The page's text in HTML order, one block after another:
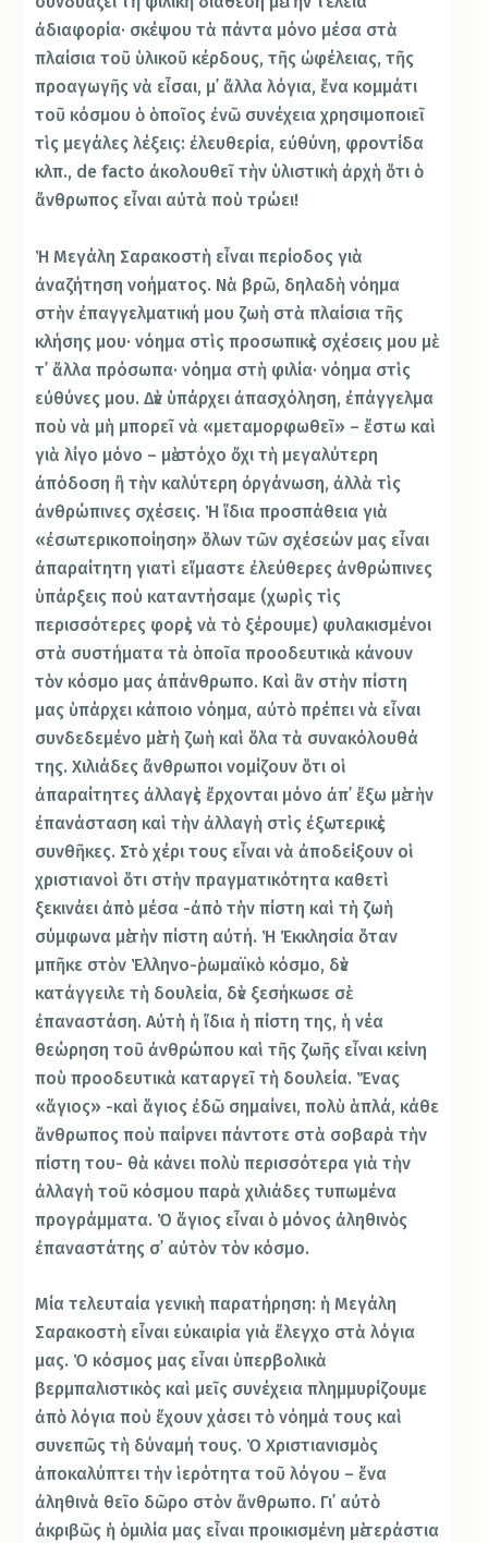
ἀδιαφορία· σκέψου τὰ πάντα μόνο μέσα στὰ
πλαίσια τοῦ ὑλικοῦ κέρδους, τῆς ὠφέλειας, τῆς
προαγωγῆς νὰ εἶσαι, μ᾿ ἄλλα λόγια, ἕνα κομμάτι
τοῦ κόσμου ὁ ὁποῖος ἐνῶ συνέχεια χρησιμοποιεῖ
τὶς μεγάλες λέξεις: ἐλευθερία, εὐθύνη, φροντίδα
κλπ., de facto ἀκολουθεῖ τὴν ὑλιστικὴ ἀρχὴ ὅτι ὁ
ἄνθρωπος εἶναι αὐτὰ ποὺ τρώει!
Ἡ Μεγάλη Σαρακοστὴ εἶναι περίοδος γιὰ
ἀναζήτηση νοήματος. Νὰ βρῶ, δηλαδὴ νόημα
στὴν ἐπαγγελματική μου ζωὴ στὰ πλαίσια τῆς
κλήσης μου· νόημα στὶς προσωπικὲς σχέσεις μου μὲ
τ᾿ ἄλλα πρόσωπα· νόημα στὴ φιλία· νόημα στὶς
εὐθύνες μου. Δὲν ὑπάρχει ἀπασχόληση, ἐπάγγελμα
ποὺ νὰ μὴ μπορεῖ νὰ «μεταμορφωθεῖ» – ἔστω καὶ
γιὰ λίγο μόνο – μὲ στόχο ὄχι τὴ μεγαλύτερη
ἀπόδοση ἢ τὴν καλύτερη ὀργάνωση, ἀλλὰ τὶς
ἀνθρώπινες σχέσεις. Ἡ ἴδια προσπάθεια γιὰ
«ἐσωτερικοποίηση» ὅλων τῶν σχέσεών μας εἶναι
ἀπαραίτητη γιατὶ εἴμαστε ἐλεύθερες ἀνθρώπινες
ὑπάρξεις ποὺ καταντήσαμε (χωρὶς τὶς
περισσότερες φορὲς νὰ τὸ ξέρουμε) φυλακισμένοι
στὰ συστήματα τὰ ὁποῖα προοδευτικὰ κάνουν
τὸν κόσμο μας ἀπάνθρωπο. Καὶ ἂν στὴν πίστη
μας ὑπάρχει κάποιο νόημα, αὐτὸ πρέπει νὰ εἶναι
συνδεδεμένο μὲ τὴ ζωὴ καὶ ὅλα τὰ συνακόλουθά
της. Χιλιάδες ἄνθρωποι νομίζουν ὅτι οἱ
ἀπαραίτητες ἀλλαγὲς ἔρχονται μόνο ἀπ᾿ ἔξω μὲ τὴν
ἐπανάσταση καὶ τὴν ἀλλαγὴ στὶς ἐξωτερικὲς
συνθῆκες. Στὸ χέρι τους εἶναι νὰ ἀποδείξουν οἱ
χριστιανοὶ ὅτι στὴν πραγματικότητα καθετὶ
ξεκινάει ἀπὸ μέσα -ἀπὸ τὴν πίστη καὶ τὴ ζωὴ
σύμφωνα μὲ τὴν πίστη αὐτή. Ἡ Ἐκκλησία ὅταν
μπῆκε στὸν Ἑλληνο-ῥωμαϊκὸ κόσμο, δὲν
κατάγγειλε τὴ δουλεία, δὲν ξεσήκωσε σὲ
ἐπαναστάση. Αὐτὴ ἡ ἴδια ἡ πίστη της, ἡ νέα
θεώρηση τοῦ ἀνθρώπου καὶ τῆς ζωῆς εἶναι κείνη
ποὺ προοδευτικὰ καταργεῖ τὴ δουλεία. Ἕνας
«ἅγιος» -καὶ ἅγιος ἐδῶ σημαίνει, πολὺ ἁπλά, κάθε
ἄνθρωπος ποὺ παίρνει πάντοτε στὰ σοβαρὰ τὴν
πίστη του- θὰ κάνει πολὺ περισσότερα γιὰ τὴν
ἀλλαγὴ τοῦ κόσμου παρὰ χιλιάδες τυπωμένα
προγράμματα. Ὁ ἅγιος εἶναι ὁ μόνος ἀληθινὸς
ἐπαναστάτης σ᾿ αὐτὸν τὸν κόσμο.
Μία τελευταία γενικὴ παρατήρηση: ἡ Μεγάλη
Σαρακοστὴ εἶναι εὐκαιρία γιὰ ἔλεγχο στὰ λόγια
μας. Ὁ κόσμος μας εἶναι ὑπερβολικὰ
βερμπαλιστικὸς καὶ μεῖς συνέχεια πλημμυρίζουμε
ἀπὸ λόγια ποὺ ἔχουν χάσει τὸ νόημά τους καὶ
συνεπῶς τὴ δύναμή τους. Ὁ Χριστιανισμὸς
ἀποκαλύπτει τὴν ἱερότητα τοῦ λόγου – ἕνα
ἀληθινὰ θεῖο δῶρο στὸν ἄνθρωπο. Γι᾿ αὐτὸ
ἀκριβῶς ἡ ὁμιλία μας εἶναι προικισμένη μὲ τεράστια